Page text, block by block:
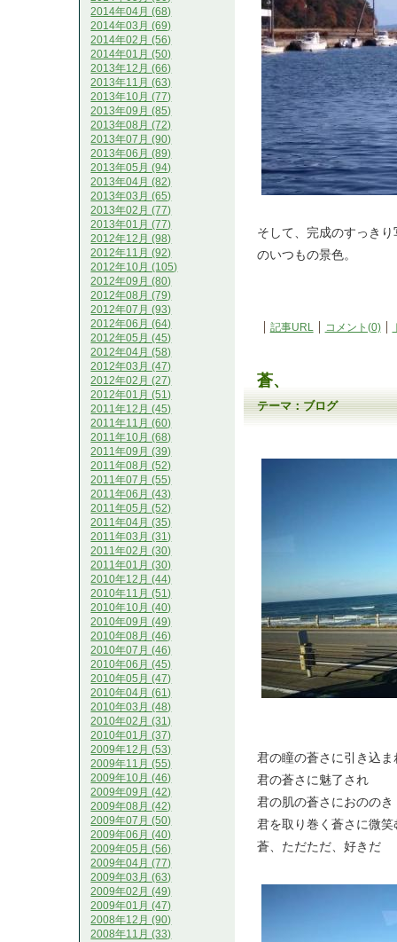
そして、完成のすっき
のいつもの景色。
記事URL コメント(0)
蒼、
テーマ：ブログ
君の瞳の蒼さに引き込ま
君の蒼さに魅了され
君の肌の蒼さにおののき
君を取り巻く蒼さに微笑
蒼、ただただ、好きだ
2014年04月 (68)
2014年03月 (69)
2014年02月 (56)
2014年01月 (50)
2013年12月 (66)
2013年11月 (63)
2013年10月 (77)
2013年09月 (85)
2013年08月 (72)
2013年07月 (90)
2013年06月 (89)
2013年05月 (94)
2013年04月 (82)
2013年03月 (65)
2013年02月 (77)
2013年01月 (77)
2012年12月 (98)
2012年11月 (92)
2012年10月 (105)
2012年09月 (80)
2012年08月 (79)
2012年07月 (93)
2012年06月 (64)
2012年05月 (45)
2012年04月 (58)
2012年03月 (47)
2012年02月 (27)
2012年01月 (51)
2011年12月 (45)
2011年11月 (60)
2011年10月 (68)
2011年09月 (39)
2011年08月 (52)
2011年07月 (55)
2011年06月 (43)
2011年05月 (52)
2011年04月 (35)
2011年03月 (31)
2011年02月 (30)
2011年01月 (30)
2010年12月 (44)
2010年11月 (51)
2010年10月 (40)
2010年09月 (49)
2010年08月 (46)
2010年07月 (46)
2010年06月 (45)
2010年05月 (47)
2010年04月 (61)
2010年03月 (48)
2010年02月 (31)
2010年01月 (37)
2009年12月 (53)
2009年11月 (55)
2009年10月 (46)
2009年09月 (42)
2009年08月 (42)
2009年07月 (50)
2009年06月 (40)
2009年05月 (56)
2009年04月 (77)
2009年03月 (63)
2009年02月 (49)
2009年01月 (47)
2008年12月 (90)
2008年11月 (33)